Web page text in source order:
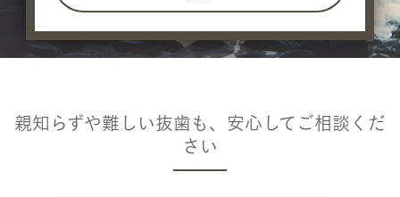
親知らずや難しい抜歯も、安心してご相談くだ
さい